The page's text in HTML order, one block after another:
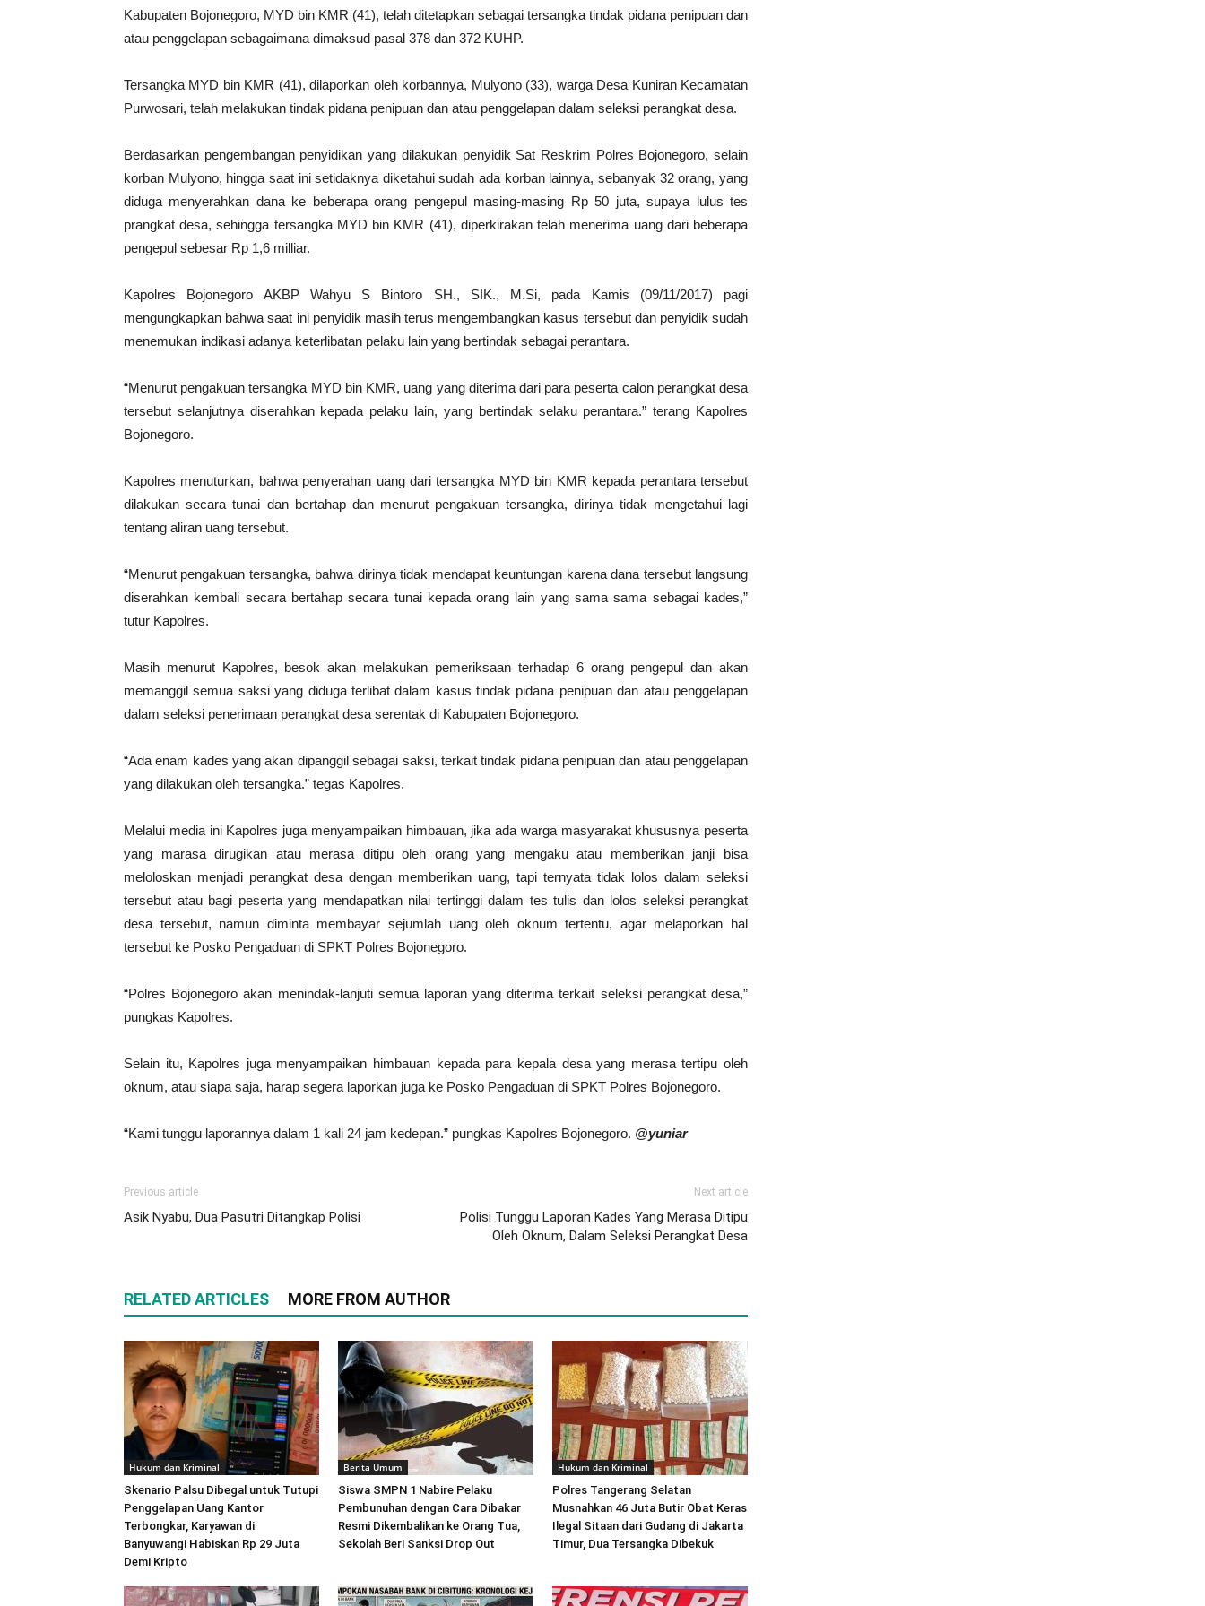
Kabupaten Bojonegoro, MYD bin KMR (41), telah ditetapkan sebagai tersangka tindak pidana penipuan dan
atau penggelapan sebagaimana dimaksud pasal 378 dan 372 KUHP.
Tersangka MYD bin KMR (41), dilaporkan oleh korbannya, Mulyono (33), warga Desa Kuniran Kecamatan
Purwosari, telah melakukan tindak pidana penipuan dan atau penggelapan dalam seleksi perangkat desa.
Berdasarkan pengembangan penyidikan yang dilakukan penyidik Sat Reskrim Polres Bojonegoro, selain
korban Mulyono, hingga saat ini setidaknya diketahui sudah ada korban lainnya, sebanyak 32 orang, yang
diduga menyerahkan dana ke beberapa orang pengepul masing-masing Rp 50 juta, supaya lulus tes
prangkat desa, sehingga tersangka MYD bin KMR (41), diperkirakan telah menerima uang dari beberapa
pengepul sebesar Rp 1,6 milliar.
Kapolres Bojonegoro AKBP Wahyu S Bintoro SH., SIK., M.Si, pada Kamis (09/11/2017) pagi
mengungkapkan bahwa saat ini penyidik masih terus mengembangkan kasus tersebut dan penyidik sudah
menemukan indikasi adanya keterlibatan pelaku lain yang bertindak sebagai perantara.
“Menurut pengakuan tersangka MYD bin KMR, uang yang diterima dari para peserta calon perangkat desa
tersebut selanjutnya diserahkan kepada pelaku lain, yang bertindak selaku perantara.” terang Kapolres
Bojonegoro.
Kapolres menuturkan, bahwa penyerahan uang dari tersangka MYD bin KMR kepada perantara tersebut
dilakukan secara tunai dan bertahap dan menurut pengakuan tersangka, dirinya tidak mengetahui lagi
tentang aliran uang tersebut.
“Menurut pengakuan tersangka, bahwa dirinya tidak mendapat keuntungan karena dana tersebut langsung
diserahkan kembali secara bertahap secara tunai kepada orang lain yang sama sama sebagai kades,”
tutur Kapolres.
Masih menurut Kapolres, besok akan melakukan pemeriksaan terhadap 6 orang pengepul dan akan
memanggil semua saksi yang diduga terlibat dalam kasus tindak pidana penipuan dan atau penggelapan
dalam seleksi penerimaan perangkat desa serentak di Kabupaten Bojonegoro.
“Ada enam kades yang akan dipanggil sebagai saksi, terkait tindak pidana penipuan dan atau penggelapan
yang dilakukan oleh tersangka.” tegas Kapolres.
Melalui media ini Kapolres juga menyampaikan himbauan, jika ada warga masyarakat khususnya peserta
yang marasa dirugikan atau merasa ditipu oleh orang yang mengaku atau memberikan janji bisa
meloloskan menjadi perangkat desa dengan memberikan uang, tapi ternyata tidak lolos dalam seleksi
tersebut atau bagi peserta yang mendapatkan nilai tertinggi dalam tes tulis dan lolos seleksi perangkat
desa tersebut, namun diminta membayar sejumlah uang oleh oknum tertentu, agar melaporkan hal
tersebut ke Posko Pengaduan di SPKT Polres Bojonegoro.
“Polres Bojonegoro akan menindak-lanjuti semua laporan yang diterima terkait seleksi perangkat desa,”
pungkas Kapolres.
Selain itu, Kapolres juga menyampaikan himbauan kepada para kepala desa yang merasa tertipu oleh
oknum, atau siapa saja, harap segera laporkan juga ke Posko Pengaduan di SPKT Polres Bojonegoro.
“Kami tunggu laporannya dalam 1 kali 24 jam kedepan.” pungkas Kapolres Bojonegoro. @yuniar
Previous article
Asik Nyabu, Dua Pasutri Ditangkap Polisi
Next article
Polisi Tunggu Laporan Kades Yang Merasa Ditipu
Oleh Oknum, Dalam Seleksi Perangkat Desa
RELATED ARTICLES MORE FROM AUTHOR
Hukum dan Kriminal
Skenario Palsu Dibegal untuk Tutupi
Penggelapan Uang Kantor
Terbongkar, Karyawan di
Banyuwangi Habiskan Rp 29 Juta
Demi Kripto
Berita Umum
Siswa SMPN 1 Nabire Pelaku
Pembunuhan dengan Cara Dibakar
Resmi Dikembalikan ke Orang Tua,
Sekolah Beri Sanksi Drop Out
Hukum dan Kriminal
Polres Tangerang Selatan
Musnahkan 46 Juta Butir Obat Keras
Ilegal Sitaan dari Gudang di Jakarta
Timur, Dua Tersangka Dibekuk